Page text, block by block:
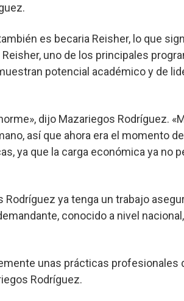
es becaria Reisher, lo que
uno de los principales
potencial académico y de
dijo Mazariegos Rodríguez.
así que ahora era el momento
ya que la carga económica ya no
ya tenga un trabajo
conocido a nivel
unas prácticas profesionales
Rodríguez.